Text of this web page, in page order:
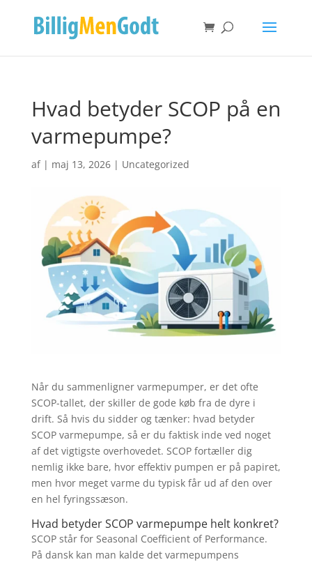
Hvad betyder SCOP på en
varmepumpe?
af | maj 13, 2026| Uncategorized
Når du sammenligner varmepumper, er det ofte
SCOP-tallet, der skiller de gode køb fra de dyre i
drift. Så hvis du sidder og tænker: hvad betyder
SCOP varmepumpe, så er du faktisk inde ved noget
af det vigtigste overhovedet. SCOP fortæller dig
nemlig ikke bare, hvor effektiv pumpen er på papiret,
men hvor meget varme du typisk får ud af den over
en hel fyringssæson.
Hvad betyder SCOP varmepumpe helt konkret?
SCOP står for Seasonal Coefficient of Performance.
På dansk kan man kalde det varmepumpens